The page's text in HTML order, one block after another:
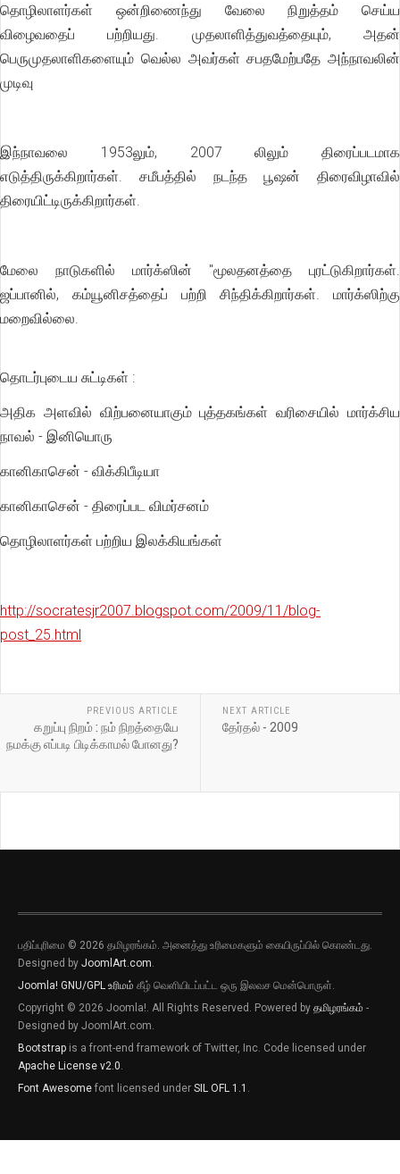
தொழிலாளர்கள் ஒன்றிணைந்து வேலை நிறுத்தம் செய்ய
விழைவதைப் பற்றியது. முதலாளித்துவத்தையும், அதன்
பெருமுதலாளிகளையும் வெல்ல அவர்கள் சபதமேற்பதே அந்நாவலின்
முடிவு
இந்நாவலை 1953லும், 2007 லிலும் திரைப்படமாக
எடுத்திருக்கிறார்கள். சமீபத்தில் நடந்த பூஷன் திரைவிழாவில்
திரையிட்டிருக்கிறார்கள்.
மேலை நாடுகளில் மார்க்ஸின் "மூலதனத்தை புரட்டுகிறார்கள்.
ஜப்பானில், கம்யூனிசத்தைப் பற்றி சிந்திக்கிறார்கள். மார்க்ஸிற்கு
மறைவில்லை.
தொடர்புடைய சுட்டிகள் :
அதிக அளவில் விற்பனையாகும் புத்தகங்கள் வரிசையில் மார்க்சிய
நாவல் - இனியொரு
கானிகாசென் - விக்கிபீடியா
கானிகாசென் - திரைப்பட விமர்சனம்
தொழிலாளர்கள் பற்றிய இலக்கியங்கள்
http://socratesjr2007.blogspot.com/2009/11/blog-
post_25.html
PREVIOUS ARTICLE
கறுப்பு நிறம் : நம் நிறத்தையே
நமக்கு எப்படி பிடிக்காமல் போனது?
NEXT ARTICLE
தேர்தல் - 2009
பதிப்புரிமை © 2026 தமிழரங்கம். அனைத்து உரிமைகளும் கையிருப்பில் கொண்டது.
Designed by JoomlArt.com.
Joomla! GNU/GPL உரிமம் கீழ் வெளியிடப்பட்ட ஒரு இலவச மென்பொருள்.
Copyright © 2026 Joomla!. All Rights Reserved. Powered by தமிழரங்கம் -
Designed by JoomlArt.com.
Bootstrap is a front-end framework of Twitter, Inc. Code licensed under
Apache License v2.0.
Font Awesome font licensed under SIL OFL 1.1 .